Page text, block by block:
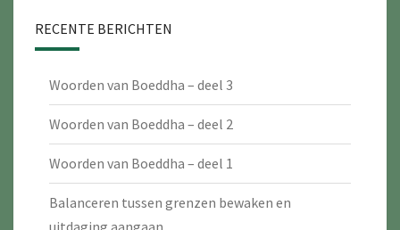
RECENTE BERICHTEN
Woorden van Boeddha – deel 3
Woorden van Boeddha – deel 2
Woorden van Boeddha – deel 1
Balanceren tussen grenzen bewaken en